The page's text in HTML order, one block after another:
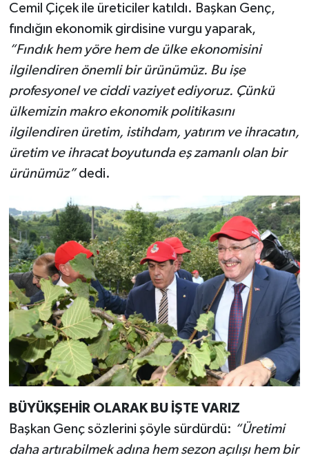
Cemil Çiçek ile üreticiler katıldı. Başkan Genç,
fındığın ekonomik girdisine vurgu yaparak,
“Fındık hem yöre hem de ülke ekonomisini
ilgilendiren önemli bir ürünümüz. Bu işe
profesyonel ve ciddi vaziyet ediyoruz. Çünkü
ülkemizin makro ekonomik politikasını
ilgilendiren üretim, istihdam, yatırım ve ihracatın,
üretim ve ihracat boyutunda eş zamanlı olan bir
ürünümüz”dedi.
BÜYÜKŞEHİR OLARAK BU İŞTE VARIZ
Başkan Genç sözlerini şöyle sürdürdü: “Üretimi
daha artırabilmek adına hem sezon açılışı hem bir